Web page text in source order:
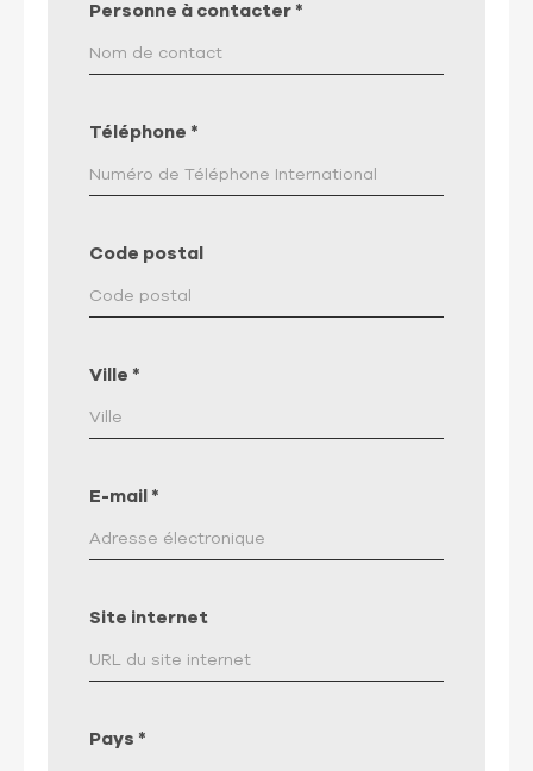
Personne à contacter *
Téléphone *
Code postal
Ville *
E-mail *
Site internet
Pays *